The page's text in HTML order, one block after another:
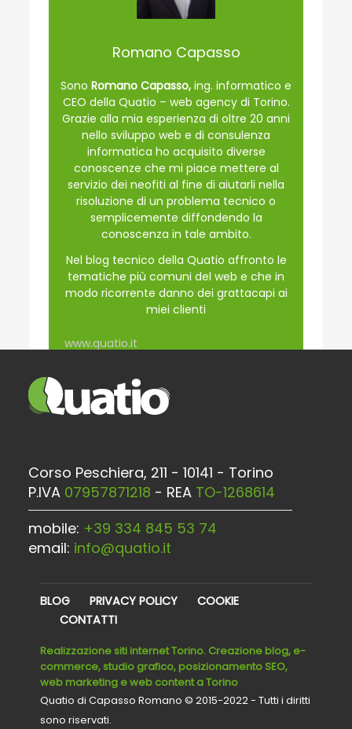
Romano Capasso
Sono Romano Capasso, ing. informatico e
CEO della Quatio – web agency di Torino.
Grazie alla mia esperienza di oltre 20 anni
nello sviluppo web e di consulenza
informatica ho acquisito diverse
conoscenze che mi piace mettere al
servizio dei neofiti al fine di aiutarli nella
risoluzione di un problema tecnico o
semplicemente diffondendo la
conoscenza in tale ambito.
Nel blog tecnico della Quatio affronto le
tematiche più comuni del web e che in
modo ricorrente danno dei grattacapi ai
miei clienti
www.quatio.it
Corso Peschiera, 211 - 10141 - Torino
P.IVA 07957871218 - REA TO-1268614
mobile: +39 334 845 53 74
email: info@quatio.it
BLOG PRIVACY POLICY
COOKIE
CONTATTI
Realizzazione siti internet Torino. Creazione blog, e-
commerce, studio grafico, posizionamento SEO,
web marketing e web content a Torino
Quatio di Capasso Romano © 2015-2022 - Tutti i diritti
sono riservati.